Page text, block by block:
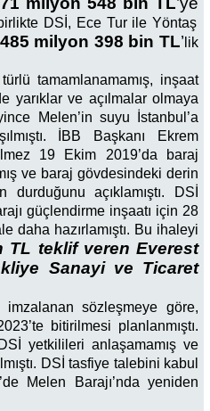
DSİ, Ece Tur ile Yöntaş
485 milyon 398 bin TL’ lik
tamamlanamamış, inşaat
yarıklar ve açılmalar olmaya
Melen’in suyu İstanbul’a
İBB Başkanı Ekrem
19 Ekim 2019’da baraj
ve baraj gövdesindeki derin
açıklamıştı. DSİ
güçlendirme inşaatı için 28
daha hazırlamıştı. Bu ihaleyi
TL teklif veren Everest
Sanayi ve Ticaret
sözleşmeye göre,
bitirilmesi planlanmıştı.
yetkilileri anlaşamamış ve
DSİ tasfiye talebini kabul
Melen Barajı’nda yeniden